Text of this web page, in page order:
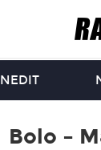
Bolo –